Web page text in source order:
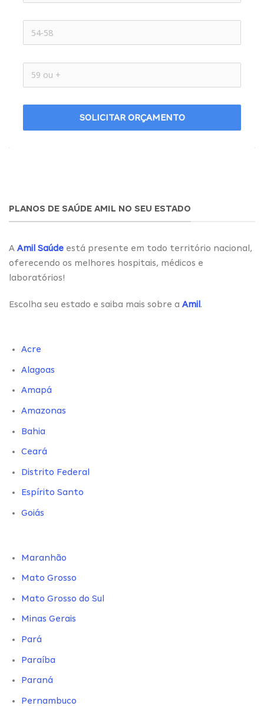
SOLICITAR ORÇAMENTO
PLANOS DE SAÚDE AMIL NO SEU ESTADO
A Amil Saúde está presente em todo território nacional,
oferecendo os melhores hospitais, médicos e
laboratórios!
Escolha seu estado e saiba mais sobre a Amil .
Acre
Alagoas
Amapá
Amazonas
Bahia
Ceará
Distrito Federal
Espírito Santo
Goiás
Maranhão
Mato Grosso
Mato Grosso do Sul
Minas Gerais
Pará
Paraíba
Paraná
Pernambuco